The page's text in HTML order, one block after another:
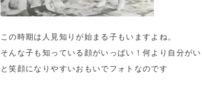
この時期は人見知りが始まる子もいますよね。
そんな子も知っている顔がいっぱい！何より自分が
と笑顔になりやすいおもいでフォトなのです